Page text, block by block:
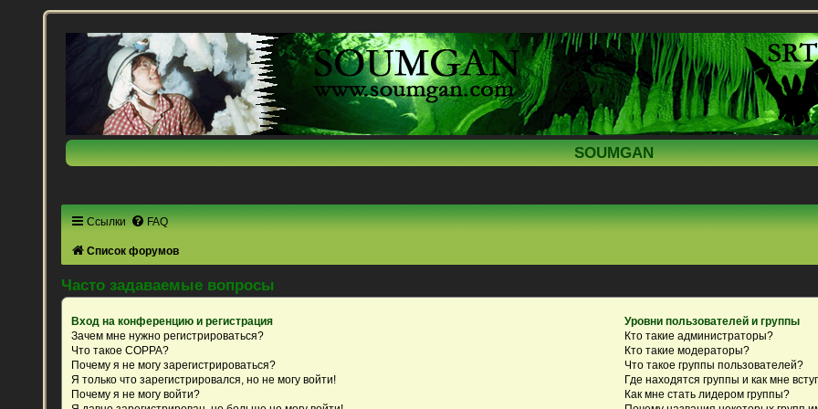
SOUMGAN
Ссылки FAQ
Список форумов
Часто задаваемые вопросы
Вход на конференцию и регистрация
Зачем мне нужно регистрироваться?
Что такое COPPA?
Почему я не могу зарегистрироваться?
Я только что зарегистрировался, но не могу войти!
Почему я не могу войти?
Уровни пользователей и группы
Кто такие администраторы?
Кто такие модераторы?
Что такое группы пользователей?
Где находятся группы и как мне
Как мне стать лидером группы?